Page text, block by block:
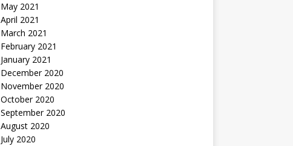
May 2021
April 2021
March 2021
February 2021
January 2021
December 2020
November 2020
October 2020
September 2020
August 2020
July 2020